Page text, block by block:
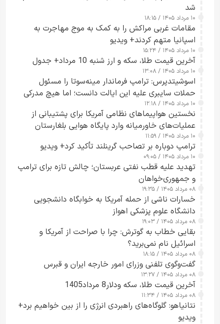
شد
۱۰ مرداد ۱۴۰۵ / ۱۸:۱۵
مقامات غربی مراکش را به کمک به موج مهاجرت به
اسپانیا متهم کردند+ ویدیو
۱۰ مرداد ۱۴۰۵ / ۱۵:۲۴
آخرین قیمت طلا، سکه و ارز شنبه 10 مرداد+ جدول
۱۰ مرداد ۱۴۰۵ / ۱۳:۰۸
اسوشیتدپرس: ترامپ فرماندار مینه‌سوتا را مسئول
حملات سایبری علیه این ایالت دانست؛ اما هیچ مدرکی
ارائه نکرد
۱۰ مرداد ۱۴۰۵ / ۱۲:۱۸
نخستین هواپیماهای نظامی آمریکا برای پشتیبانی از
عملیات‌های خاورمیانه وارد پایگاه هوایی بلغارستان
شدند
۱۰ مرداد ۱۴۰۵ / ۱۱:۵۹
ترامپ دوباره بر تصاحب گرینلند تأکید کرد+ ویدیو
۱۰ مرداد ۱۴۰۵ / ۰۹:۰۵
تهدید علیه قطب نفتی عربستان؛ چالش تازه برای ترامپ
و جمهوری‌خواهان
۰۸ مرداد ۱۴۰۵ / ۱۹:۳۵
خسارات ناشی از حمله آمریکا به خوابگاه دانشجویی
دانشگاه علوم پزشکی اهواز
۰۸ مرداد ۱۴۰۵ / ۱۹:۰۳
بقایی خطاب به گوترش: چرا با صراحت از آمریکا و
اسرائیل نام نمی‌برید؟
۰۸ مرداد ۱۴۰۵ / ۱۸:۱۵
گفت‌وگوی تلفنی وزرای امور خارجه ایران و قبرس
۰۸ مرداد ۱۴۰۵ / ۱۳:۲۷
آخرین قیمت طلا، سکه ودلار8 مرداد1405
۰۸ مرداد ۱۴۰۵ / ۱۱:۳۴
نتانیاهو: گلوگاه‌های راهبردی انرژی را از بین خواهیم برد+
ویدیو